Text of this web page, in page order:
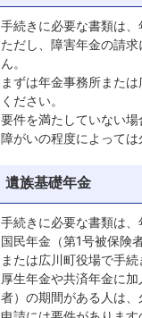
手続きに必要な書類は、
ただし、障害年金の請
ん。
まずは年金事務所また
ください。
要件を満たしていない場
障がいの程度によっては
遺族基礎年金
手続きに必要な書類は、
国民年金（第1号被保険
または広川町役場で手続
厚生年金や共済年金に
者）の期間がある人は、